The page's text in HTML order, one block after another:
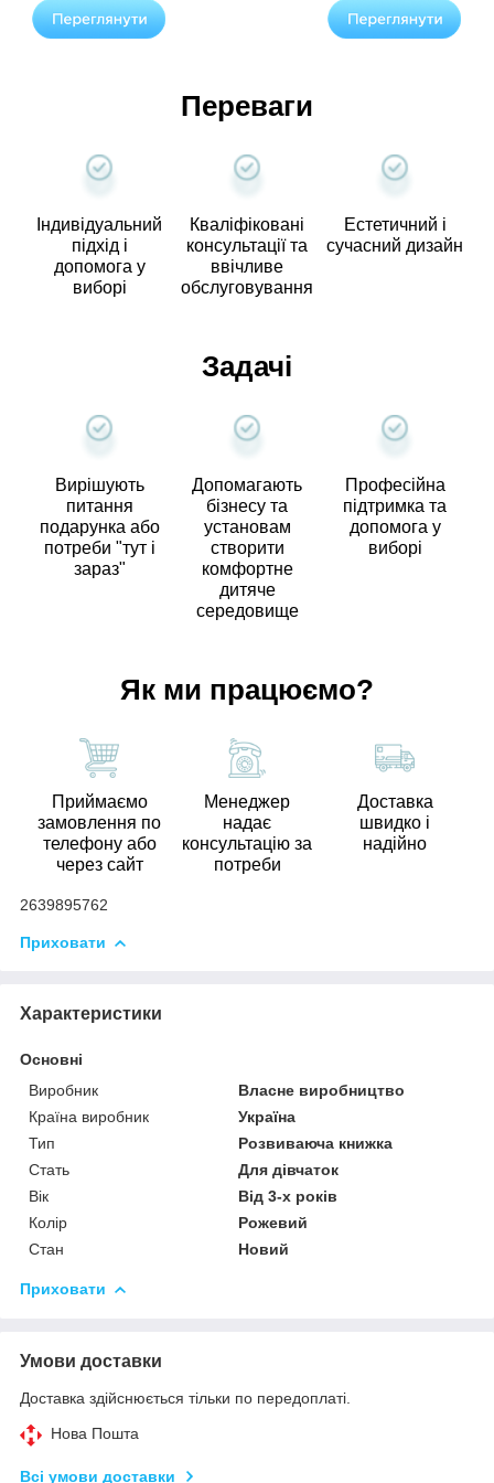
Переваги
Індивідуальний
підхід і
допомога у
виборі
Кваліфіковані
консультації та
ввічливе
обслуговування
Естетичний і
сучасний дизайн
Задачі
Вирішують
питання
подарунка або
потреби "тут і
зараз"
Допомагають
бізнесу та
установам
створити
комфортне
дитяче
середовище
Професійна
підтримка та
допомога у
виборі
Як ми працюємо?
Приймаємо
замовлення по
телефону або
через сайт
Менеджер
надає
консультацію за
потреби
Доставка
швидко і
надійно
2639895762
Приховати
Характеристики
Основні
Виробник
Власне виробництво
Країна виробник
Україна
Тип
Розвиваюча книжка
Стать
Для дівчаток
Вік
Від 3-х років
Колір
Рожевий
Стан
Новий
Приховати
Умови доставки
Доставка здійснюється тільки по передоплаті.
Нова Пошта
Всі умови доставки